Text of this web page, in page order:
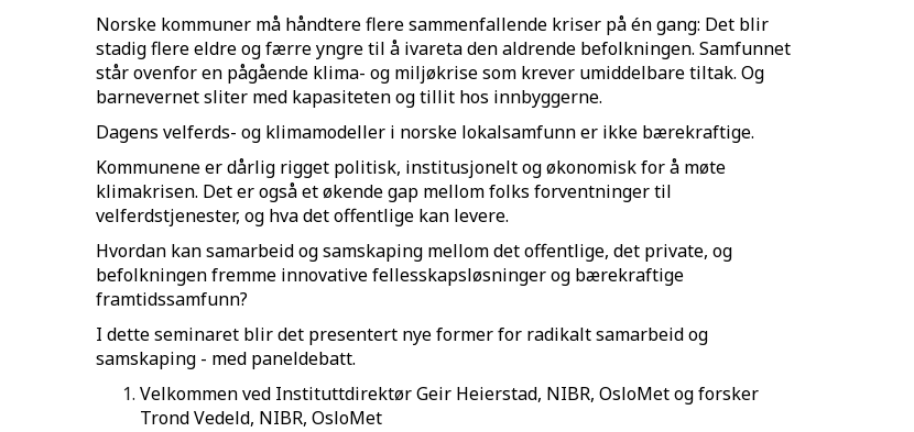
Norske kommuner må håndtere flere sammenfallende kriser på én gang: Det blir
stadig flere eldre og færre yngre til å ivareta den aldrende befolkningen. Samfunnet
står ovenfor en pågående klima- og miljøkrise som krever umiddelbare tiltak. Og
barnevernet sliter med kapasiteten og tillit hos innbyggerne.
Dagens velferds- og klimamodeller i norske lokalsamfunn er ikke bærekraftige.
Kommunene er dårlig rigget politisk, institusjonelt og økonomisk for å møte
klimakrisen. Det er også et økende gap mellom folks forventninger til
velferdstjenester, og hva det offentlige kan levere.
Hvordan kan samarbeid og samskaping mellom det offentlige, det private, og
befolkningen fremme innovative fellesskapsløsninger og bærekraftige
framtidssamfunn?
I dette seminaret blir det presentert nye former for radikalt samarbeid og
samskaping - med paneldebatt.
Velkommen ved Instituttdirektør Geir Heierstad, NIBR, OsloMet og forsker
Trond Vedeld, NIBR, OsloMet